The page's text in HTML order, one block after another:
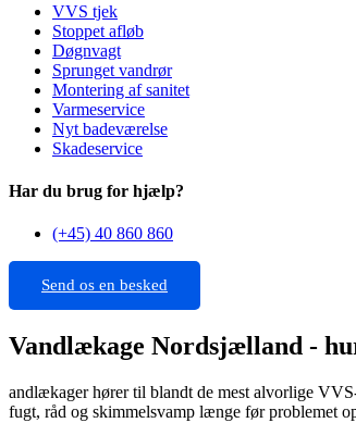
VVS tjek
Stoppet afløb
Døgnvagt
Sprunget vandrør
Montering af sanitet
Varmeservice
Nyt badeværelse
Skadeservice
Har du brug for hjælp?
(+45) 40 860 860
Send os en besked
Vandlækage Nordsjælland -
andlækager hører til blandt de mest alvorlige
fugt, råd og skimmelsvamp længe før problemet